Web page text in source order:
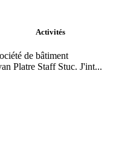
Activités
de bâtiment
Platre Staff Stuc. J'int...